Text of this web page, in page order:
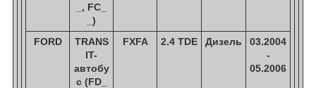
_, FC_
_)
FORD
TRANS
IT-
автобу
с (FD_
FXFA 2.4 TDE Дизель
03.2004
-
05.2006